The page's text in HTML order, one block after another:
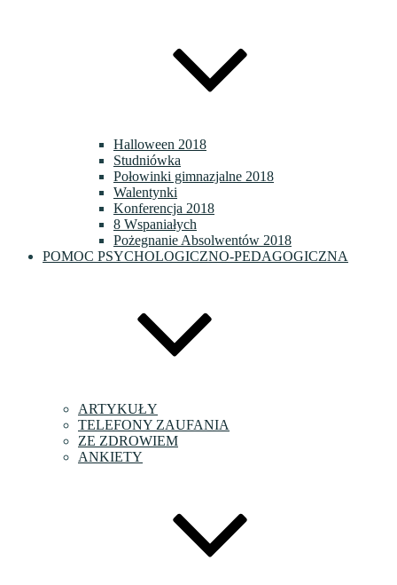
Halloween 2018
Studniówka
Połowinki gimnazjalne 2018
Walentynki
Konferencja 2018
8 Wspaniałych
Pożegnanie Absolwentów 2018
POMOC PSYCHOLOGICZNO-PEDAGOGICZNA
ARTYKUŁY
TELEFONY ZAUFANIA
ZE ZDROWIEM
ANKIETY